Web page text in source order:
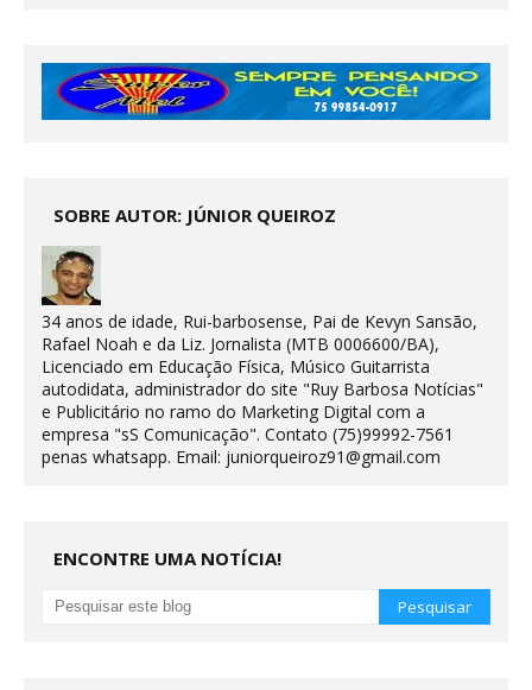
SOBRE AUTOR: JÚNIOR QUEIROZ
34 anos de idade, Rui-barbosense, Pai de Kevyn Sansão,
Rafael Noah e da Liz. Jornalista (MTB 0006600/BA),
Licenciado em Educação Física, Músico Guitarrista
autodidata, administrador do site "Ruy Barbosa Notícias"
e Publicitário no ramo do Marketing Digital com a
empresa "sS Comunicação". Contato (75)99992-7561
penas whatsapp. Email: juniorqueiroz91@gmail.com
ENCONTRE UMA NOTÍCIA!